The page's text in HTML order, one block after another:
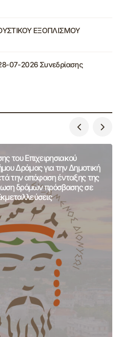
ΕΞΟΠΛΙΣΜΟΥ
07-2026 Συνεδρίασης
του Επιχειρησιακού
Δράμας για την Δημοτική
την απόφαση ένταξης της
δρόμων πρόσβασης σε